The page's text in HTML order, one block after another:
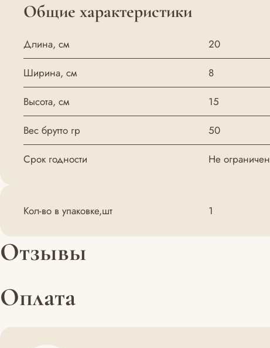
Общие характеристики
Длина, см 20
Ширина, см 8
Высота, см 15
Вес брутто гр 50
Срок годности Не ограничен
Кол-во в упаковке,шт 1
Отзывы
Оплата